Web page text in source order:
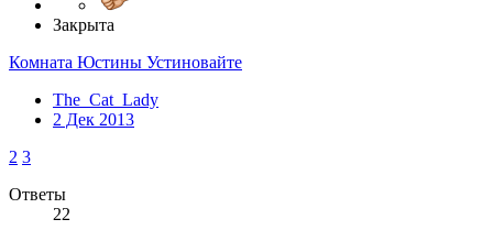
Закрыта
Комната Юстины Устиновайте
The_Cat_Lady
2 Дек 2013
2 3
Ответы
22